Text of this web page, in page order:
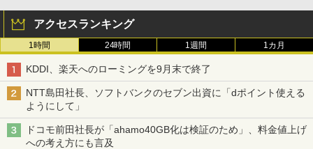
アクセスランキング
1時間 24時間 1週間 1カ月
KDDI、楽天へのローミングを9月末で終了
NTT島田社長、ソフトバンクのセブン出資に「dポイント使える
ようにして」
ドコモ前田社長が「ahamo40GB化は検証のため」、料金値上げ
への考え方にも言及